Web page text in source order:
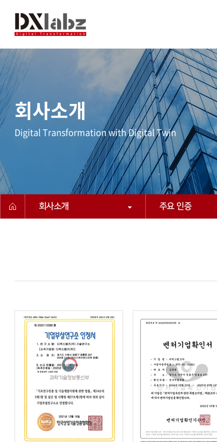
회사소개
Digital Transformation with Digital Twin
회사소개 주요 인증